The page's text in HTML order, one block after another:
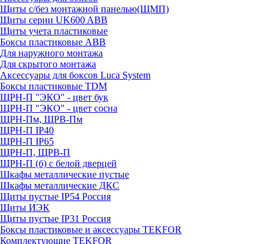
Щиты с/без монтажной панелью(ЩМП)
Щиты серии UK600 ABB
Щиты учета пластиковые
Боксы пластиковые ABB
Для наружного монтажа
Для скрытого монтажа
Аксессуары для боксов Luca System
Боксы пластиковые TDM
ЩРН-П "ЭКО" - цвет бук
ЩРН-П "ЭКО" - цвет сосна
ЩРН-Пм, ЩРВ-Пм
ЩРН-П IP40
ЩРН-П IP65
ЩРН-П, ЩРВ-П
ЩРН-П (б) с белой дверцей
Шкафы металлические пустые
Шкафы металлические ДКС
Щиты пустые IP54 Россия
Щиты ИЭК
Щиты пустые IP31 Россия
Боксы пластиковые и аксессуары TEKFOR
Комплектующие TEKFOR